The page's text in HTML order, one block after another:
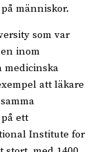
människor.
som var
inom
medicinska
att läkare
ett
Institute for